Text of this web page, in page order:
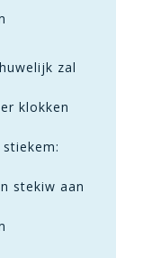
zal
klokken
stekiw aan